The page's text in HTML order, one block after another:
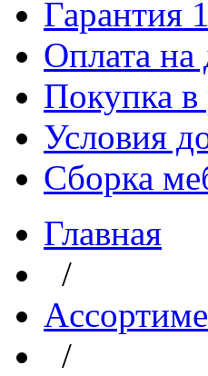
Гарантия
Оплата
Покупка в
Условия
Сборка
Главная
/
/